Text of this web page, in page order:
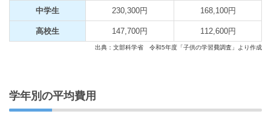
中学生 230,300円 168,100円
高校生 147,700円 112,600円
出典：文部科学省 令和5年度「子供の学習費調査」より作成
学年別の平均費用